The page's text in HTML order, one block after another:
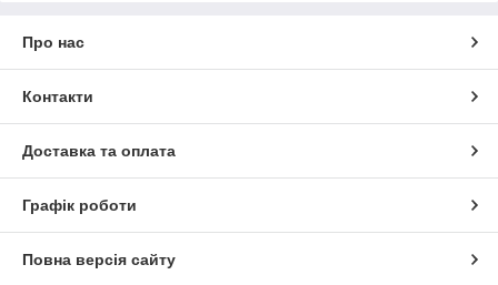
Про нас
Контакти
Доставка та оплата
Графік роботи
Повна версія сайту